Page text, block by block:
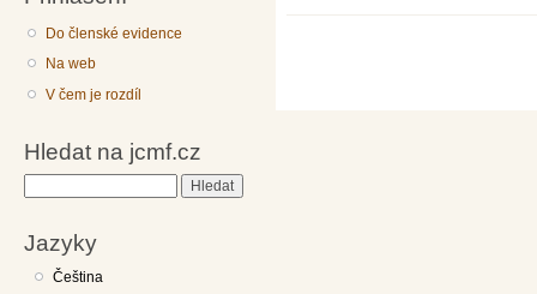
Do členské evidence
Na web
V čem je rozdíl
Hledat na jcmf.cz
Jazyky
Čeština